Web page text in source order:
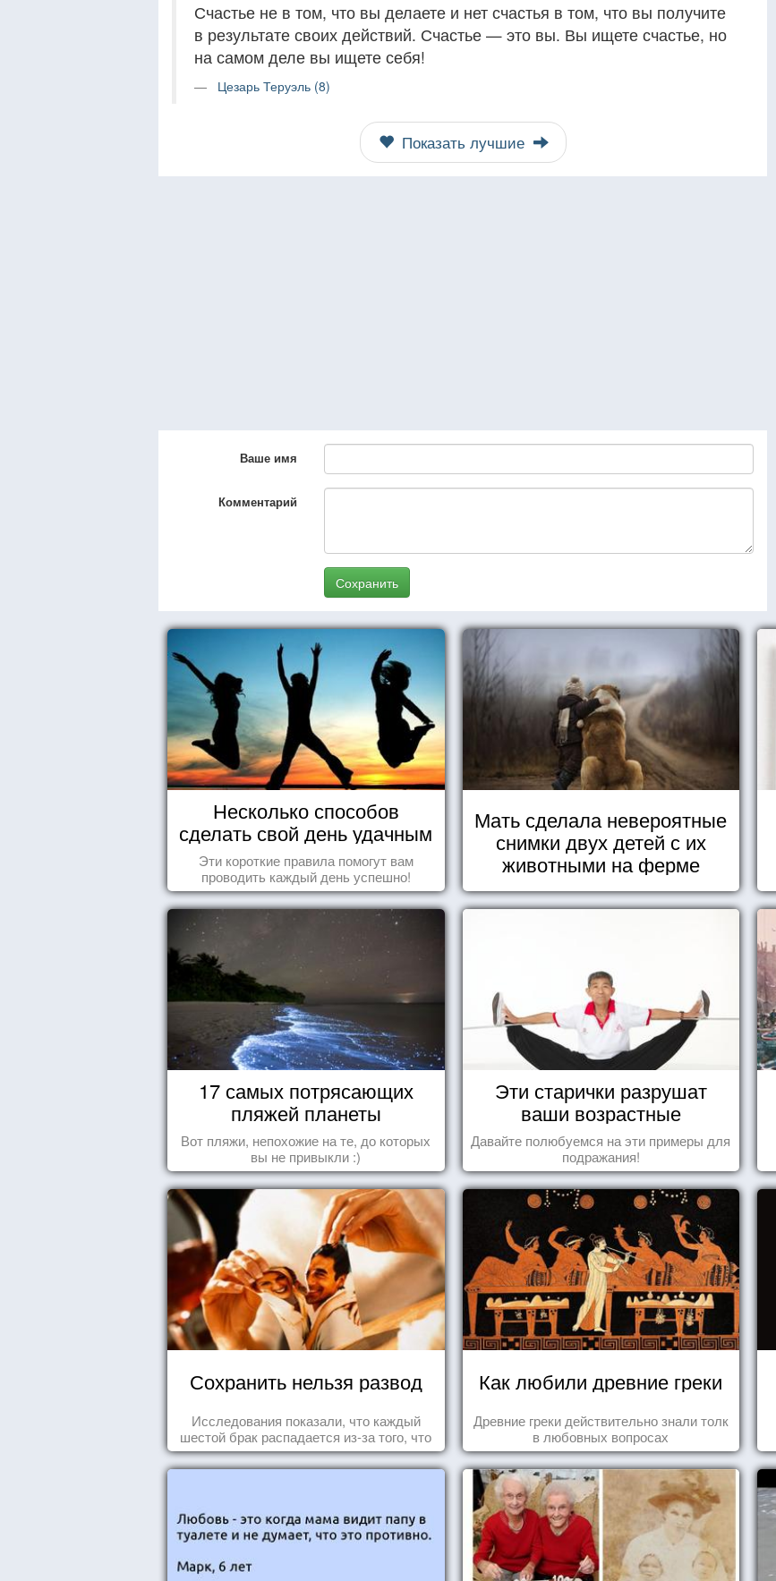
Счастье не в том, что вы делаете и нет счастья в том, что вы получите
в результате своих действий. Счастье — это вы. Вы ищете счастье, но
на самом деле вы ищете себя!
Цезарь Теруэль (8)
Показать лучшие
Ваше имя
Комментарий
Сохранить
Несколько способов
сделать свой день удачным
Эти короткие правила помогут вам
проводить каждый день успешно!
Мать сделала невероятные
снимки двух детей с их
животными на ферме
17 самых потрясающих
пляжей планеты
Вот пляжи, непохожие на те, до которых
вы не привыкли :)
Эти старички разрушат
ваши возрастные
стереотипы
Давайте полюбуемся на эти примеры для
подражания!
Сохранить нельзя развод
Исследования показали, что каждый
шестой брак распадается из-за того, что
одного из супругов не устраивает та
роль, которая выпала ему в семье.
Как любили древние греки
Древние греки действительно знали толк
в любовных вопросах